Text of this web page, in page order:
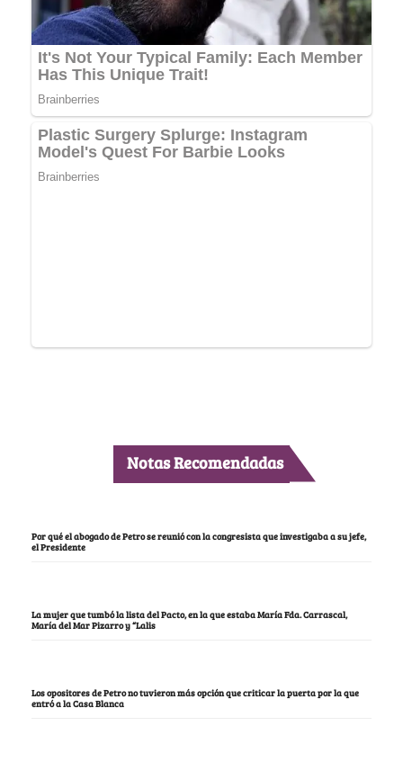
Notas Recomendadas
Por qué el abogado de Petro se reunió con la congresista que investigaba a su jefe,
el Presidente
La mujer que tumbó la lista del Pacto, en la que estaba María Fda. Carrascal,
María del Mar Pizarro y “Lalis
Los opositores de Petro no tuvieron más opción que criticar la puerta por la que
entró a la Casa Blanca